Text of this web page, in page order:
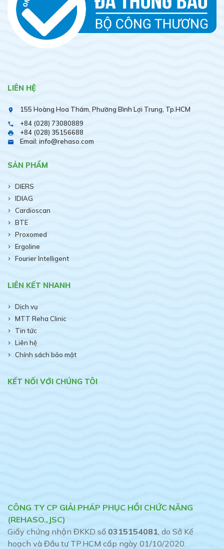
LIÊN HỆ
place 155 Hoàng Hoa Thám, Phường Bình Lợi Trung, Tp.HCM
phone +84 (028) 73080889
print +84 (028) 35156688
email Email: info@rehaso.com
SẢN PHẨM
DIERS
IDIAG
Cardioscan
BTE
Proxomed
Ergoline
Fourier Intelligent
LIÊN KẾT NHANH
Dịch vụ
MTT Reha Clinic
Tin tức
Liên hệ
Chính sách bảo mật
KẾT NỐI VỚI CHÚNG TÔI
CÔNG TY CP GIẢI PHÁP PHỤC HỒI CHỨC NĂNG
(REHASO.,JSC)
Giấy chứng nhận ĐKKD số 0315154081, do Sở Kế
hoạch và Đầu tư TP.HCM cấp ngày 01/10/2020.